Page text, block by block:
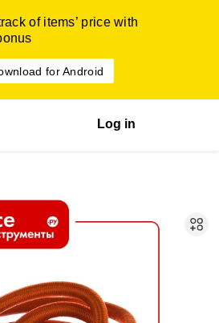
of items’ price with
for Android
Log in